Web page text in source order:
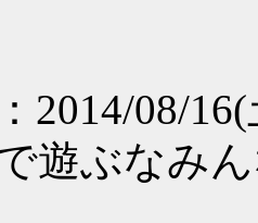
2014/08/
遊ぶなみ